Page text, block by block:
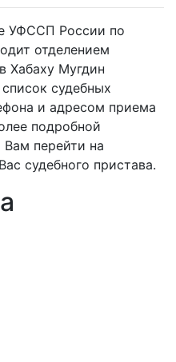
УФССП России по
отделением
Хабаху Мугдин
судебных
и адресом приема
подробной
перейти на
судебного пристава.